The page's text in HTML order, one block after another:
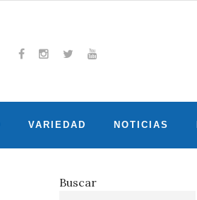
VARIEDAD NOTICIAS
Buscar